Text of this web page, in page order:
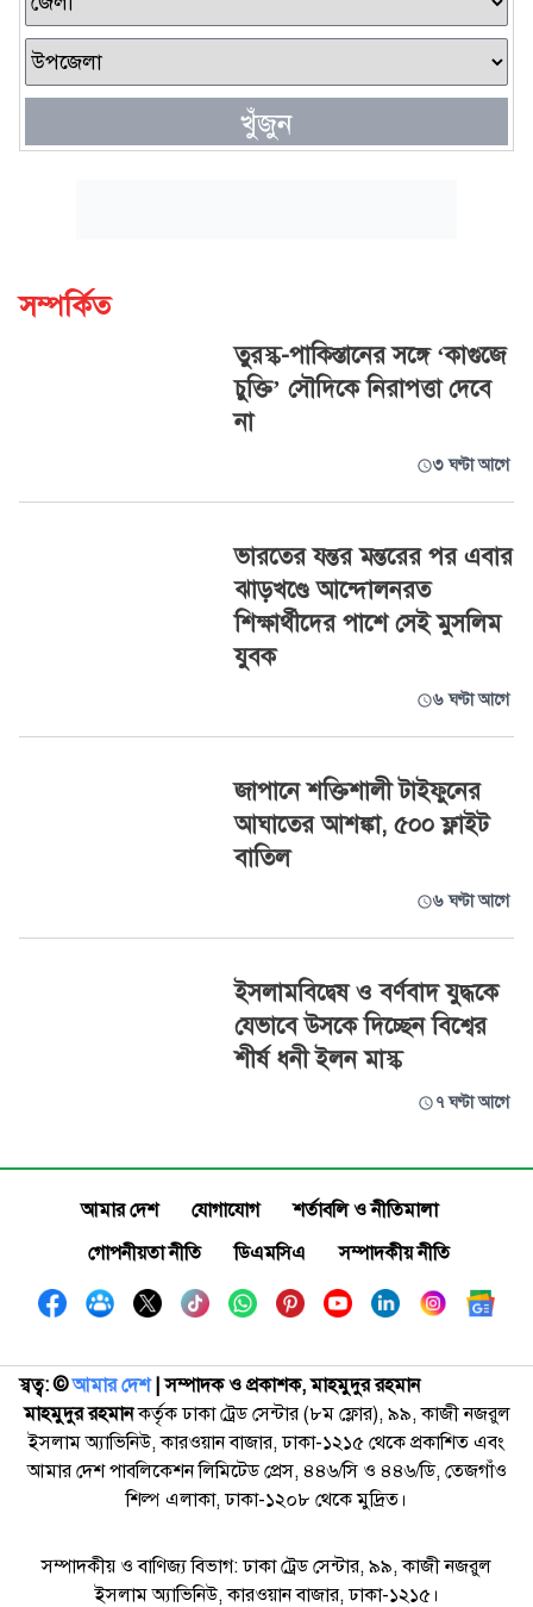
খুঁজুন
সম্পর্কিত
তুরস্ক-পাকিস্তানের সঙ্গে ‘কাগুজে
চুক্তি’ সৌদিকে নিরাপত্তা দেবে
না
৩ ঘণ্টা আগে
ভারতের যন্তর মন্তরের পর এবার
ঝাড়খণ্ডে আন্দোলনরত
শিক্ষার্থীদের পাশে সেই মুসলিম
যুবক
৬ ঘণ্টা আগে
জাপানে শক্তিশালী টাইফুনের
আঘাতের আশঙ্কা, ৫০০ ফ্লাইট
বাতিল
৬ ঘণ্টা আগে
ইসলামবিদ্বেষ ও বর্ণবাদ যুদ্ধকে
যেভাবে উসকে দিচ্ছেন বিশ্বের
শীর্ষ ধনী ইলন মাস্ক
৭ ঘণ্টা আগে
আমার দেশ যোগাযোগ
শর্তাবলি ও নীতিমালা
গোপনীয়তা নীতি
ডিএমসিএ সম্পাদকীয় নীতি
স্বত্ব: ©️আমার দেশ| সম্পাদক ও প্রকাশক, মাহমুদুর রহমান
মাহমুদুর রহমানকর্তৃক ঢাকা ট্রেড সেন্টার (৮ম ফ্লোর), ৯৯, কাজী নজরুল
ইসলাম অ্যাভিনিউ, কারওয়ান বাজার, ঢাকা-১২১৫ থেকে প্রকাশিত এবং
আমার দেশ পাবলিকেশন লিমিটেড প্রেস, ৪৪৬/সি ও ৪৪৬/ডি, তেজগাঁও
শিল্প এলাকা, ঢাকা-১২০৮ থেকে মুদ্রিত।
সম্পাদকীয় ও বাণিজ্য বিভাগ: ঢাকা ট্রেড সেন্টার, ৯৯, কাজী নজরুল
ইসলাম অ্যাভিনিউ, কারওয়ান বাজার, ঢাকা-১২১৫।